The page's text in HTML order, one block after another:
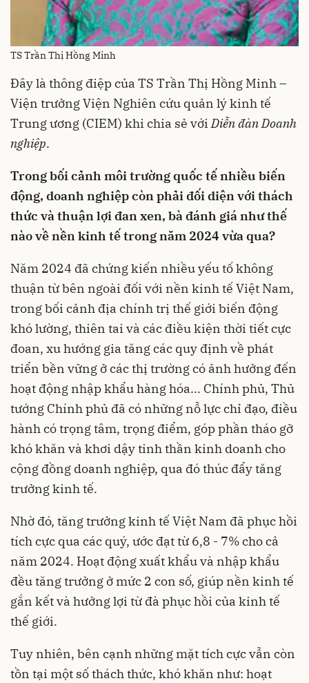
TS Trần Thị Hồng Minh
Đây là thông điệp của TS Trần Thị Hồng Minh –
Viện trưởng Viện Nghiên cứu quản lý kinh tế
Trung ương (CIEM) khi chia sẻ vớiDiễn đàn Doanh
nghiệp.
Trong bối cảnh môi trường quốc tế nhiều biến
động, doanh nghiệp còn phải đối diện với thách
thức và thuận lợi đan xen, bà đánh giá như thế
nào về nền kinh tế trong năm 2024 vừa qua?
Năm 2024 đã chứng kiến nhiều yếu tố không
thuận từ bên ngoài đối với nền kinh tế Việt Nam,
trong bối cảnh địa chính trị thế giới biến động
khó lường, thiên tai và các điều kiện thời tiết cực
đoan, xu hướng gia tăng các quy định về phát
triển bền vững ở các thị trường có ảnh hưởng đến
hoạt động nhập khẩu hàng hóa... Chính phủ, Thủ
tướng Chính phủ đã có những nỗ lực chỉ đạo, điều
hành có trọng tâm, trọng điểm, góp phần tháo gỡ
khó khăn và khơi dậy tinh thần kinh doanh cho
cộng đồng doanh nghiệp, qua đó thúc đẩy tăng
trưởng kinh tế.
Nhờ đó, tăng trưởng kinh tế Việt Nam đã phục hồi
tích cực qua các quý, ước đạt từ 6,8 - 7% cho cả
năm 2024. Hoạt động xuất khẩu và nhập khẩu
đều tăng trưởng ở mức 2 con số, giúp nền kinh tế
gắn kết và hưởng lợi từ đà phục hồi của kinh tế
thế giới.
Tuy nhiên, bên cạnh những mặt tích cực vẫn còn
tồn tại một số thách thức, khó khăn như: hoạt